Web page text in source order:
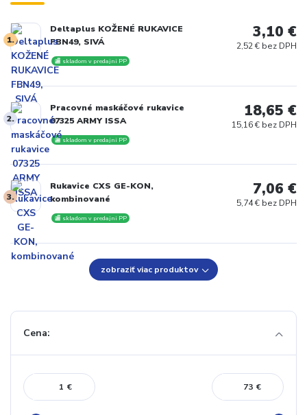
1.
Deltaplus KOŽENÉ RUKAVICE
FBN49, SIVÁ
🏬 skladom v predajni PP
3,10 €
2,52 € bez DPH
2.
Pracovné maskáčové rukavice
07325 ARMY ISSA
🏬 skladom v predajni PP
18,65 €
15,16 € bez DPH
3.
Rukavice CXS GE-KON,
kombinované
🏬 skladom v predajni PP
7,06 €
5,74 € bez DPH
zobraziť viac produktov
Cena:
€ €